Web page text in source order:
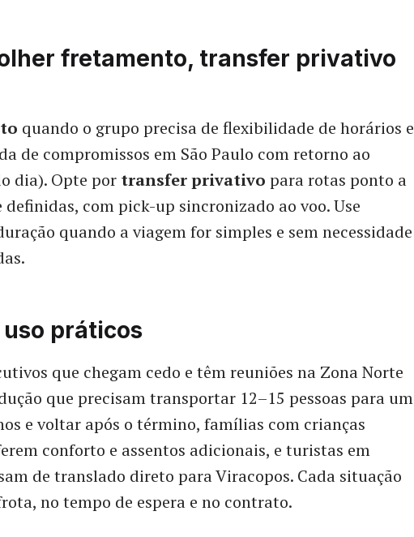
fretamento, transfer privativo
quando o grupo precisa de flexibilidade de horários e
de compromissos em São Paulo com retorno ao
dia). Opte por transfer privativo para rotas ponto a
com pick-up sincronizado ao voo. Use
quando a viagem for simples e sem necessidade
práticos
que chegam cedo e têm reuniões na Zona Norte
que precisam transportar 12–15 pessoas para um
e voltar após o término, famílias com crianças
conforto e assentos adicionais, e turistas em
de translado direto para Viracopos. Cada situação
no tempo de espera e no contrato.